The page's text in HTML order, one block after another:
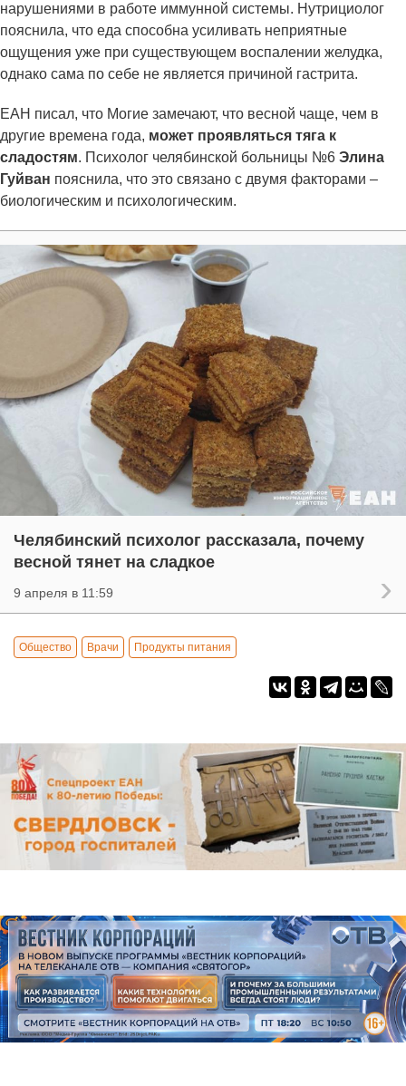
нарушениями в работе иммунной системы. Нутрициолог
пояснила, что еда способна усиливать неприятные
ощущения уже при существующем воспалении желудка,
однако сама по себе не является причиной гастрита.
ЕАН писал, что Могие замечают, что весной чаще, чем в
другие времена года, может проявляться тяга к
сладостям. Психолог челябинской больницы №6 Элина
Гуйван пояснила, что это связано с двумя факторами –
биологическим и психологическим.
Челябинский психолог рассказала, почему
весной тянет на сладкое
9 апреля в 11:59
Общество Врачи Продукты питания